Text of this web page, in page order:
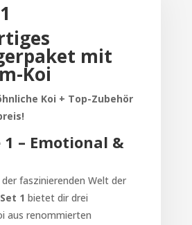
mit
Koi
Koi + Top-Zubehör
– Emotional &
faszinierenden Welt der
1 bietet dir drei
aus renommierten